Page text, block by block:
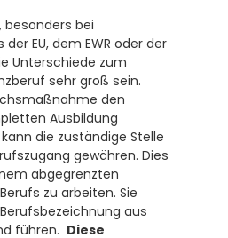
besonders bei
EU, dem EWR oder der
Unterschiede zum
sehr groß sein.
den
Ausbildung
die zuständige Stelle
gewähren. Dies
abgegrenzten
zu arbeiten. Sie
aus
führen. Diese